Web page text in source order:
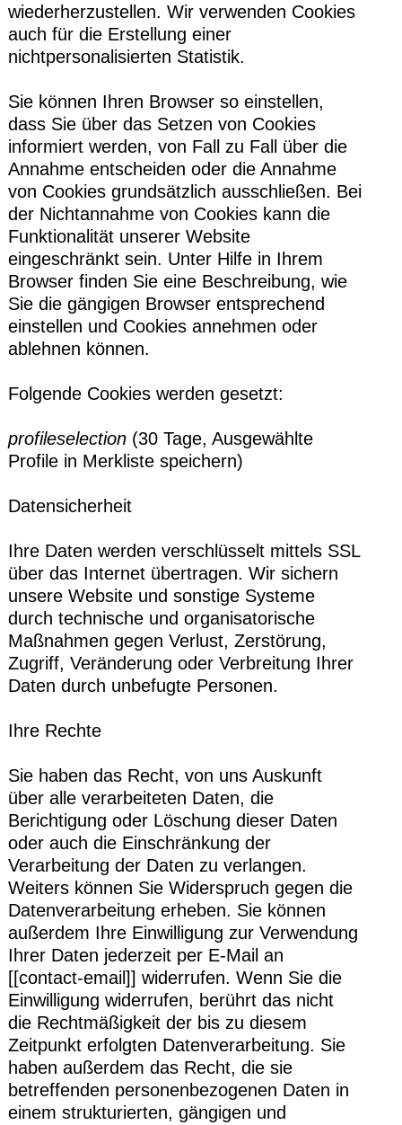
wiederherzustellen. Wir verwenden Cookies
auch für die Erstellung einer
nichtpersonalisierten Statistik.
Sie können Ihren Browser so einstellen,
dass Sie über das Setzen von Cookies
informiert werden, von Fall zu Fall über die
Annahme entscheiden oder die Annahme
von Cookies grundsätzlich ausschließen. Bei
der Nichtannahme von Cookies kann die
Funktionalität unserer Website
eingeschränkt sein. Unter Hilfe in Ihrem
Browser finden Sie eine Beschreibung, wie
Sie die gängigen Browser entsprechend
einstellen und Cookies annehmen oder
ablehnen können.
Folgende Cookies werden gesetzt:
profileselection(30 Tage, Ausgewählte
Profile in Merkliste speichern)
Datensicherheit
Ihre Daten werden verschlüsselt mittels SSL
über das Internet übertragen. Wir sichern
unsere Website und sonstige Systeme
durch technische und organisatorische
Maßnahmen gegen Verlust, Zerstörung,
Zugriff, Veränderung oder Verbreitung Ihrer
Daten durch unbefugte Personen.
Ihre Rechte
Sie haben das Recht, von uns Auskunft
über alle verarbeiteten Daten, die
Berichtigung oder Löschung dieser Daten
oder auch die Einschränkung der
Verarbeitung der Daten zu verlangen.
Weiters können Sie Widerspruch gegen die
Datenverarbeitung erheben. Sie können
außerdem Ihre Einwilligung zur Verwendung
Ihrer Daten jederzeit per E-Mail an
[[contact-email]] widerrufen. Wenn Sie die
Einwilligung widerrufen, berührt das nicht
die Rechtmäßigkeit der bis zu diesem
Zeitpunkt erfolgten Datenverarbeitung. Sie
haben außerdem das Recht, die sie
betreffenden personenbezogenen Daten in
einem strukturierten, gängigen und